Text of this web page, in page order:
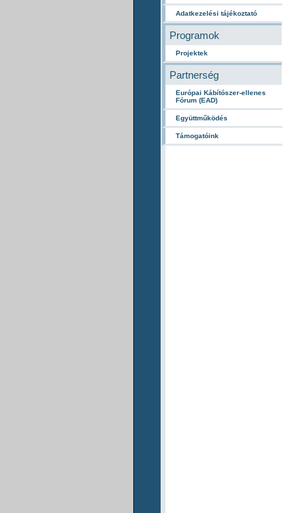
Adatkezelési tájékoztató
Programok
Projektek
Partnerség
Európai Kábítószer-ellenes
Fórum (EAD)
Együttműködés
Támogatóink